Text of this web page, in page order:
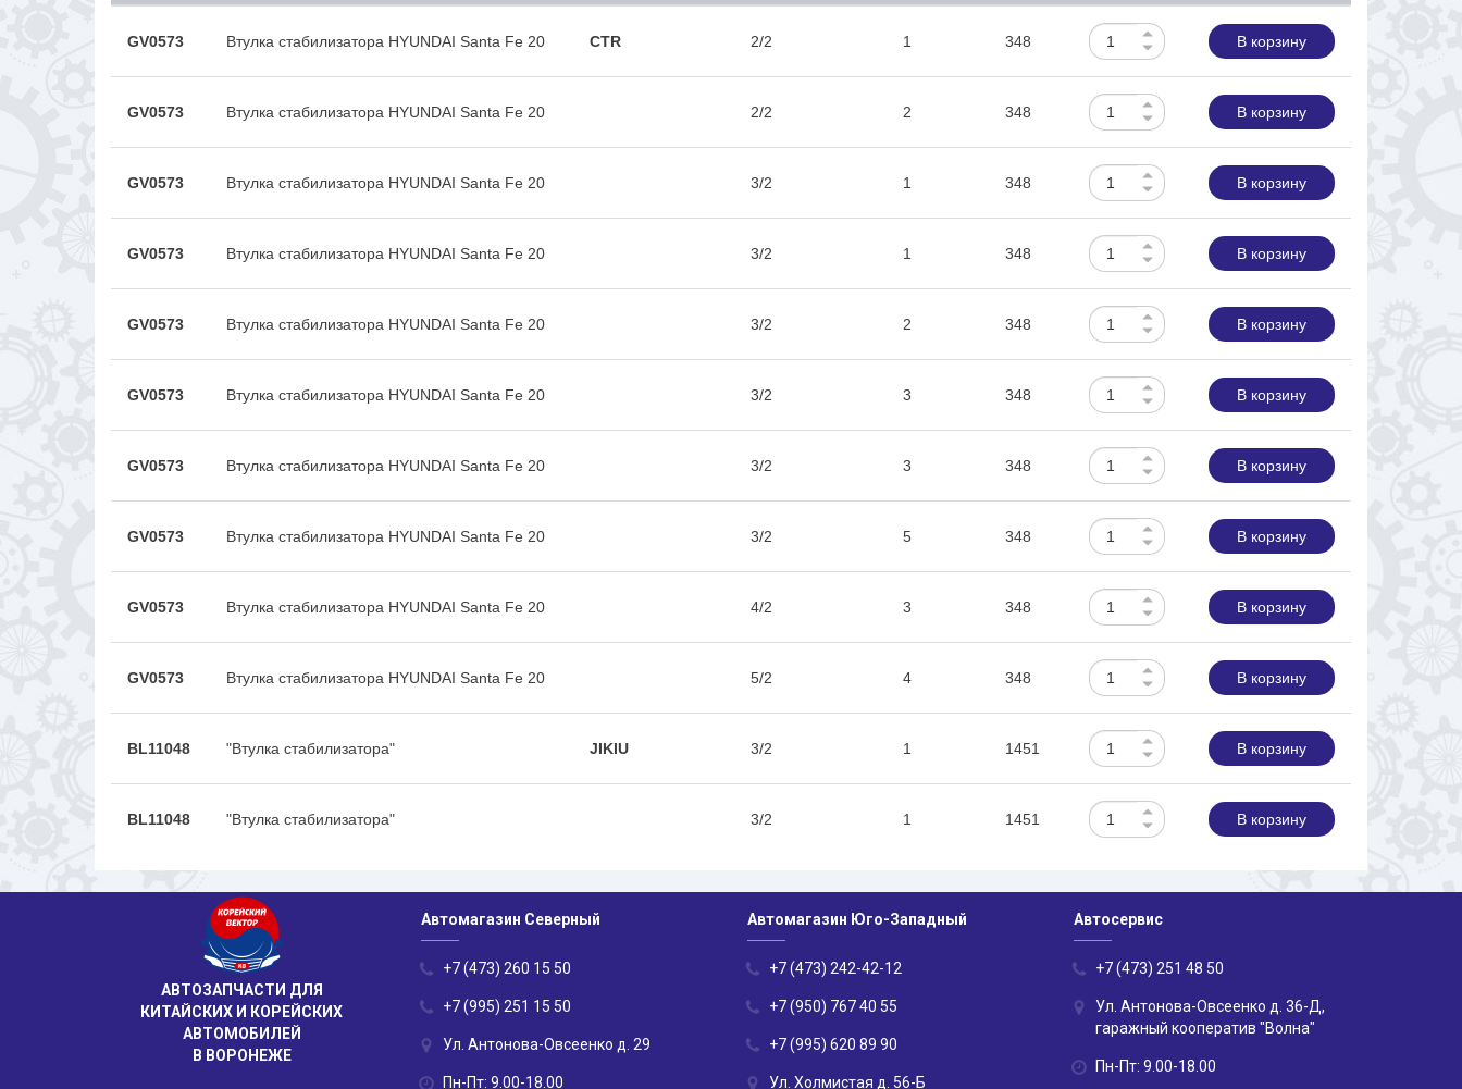
GV0573 Втулка стабилизатора HYUNDAI Santa Fe 20 CTR 2/2 1 348 В корзину
GV0573 Втулка стабилизатора HYUNDAI Santa Fe 20 2/2 2 348 В корзину
GV0573 Втулка стабилизатора HYUNDAI Santa Fe 20 3/2 1 348 В корзину
GV0573 Втулка стабилизатора HYUNDAI Santa Fe 20 3/2 1 348 В корзину
GV0573 Втулка стабилизатора HYUNDAI Santa Fe 20 3/2 2 348 В корзину
GV0573 Втулка стабилизатора HYUNDAI Santa Fe 20 3/2 3 348 В корзину
GV0573 Втулка стабилизатора HYUNDAI Santa Fe 20 3/2 3 348 В корзину
GV0573 Втулка стабилизатора HYUNDAI Santa Fe 20 3/2 5 348 В корзину
GV0573 Втулка стабилизатора HYUNDAI Santa Fe 20 4/2 3 348 В корзину
GV0573 Втулка стабилизатора HYUNDAI Santa Fe 20 5/2 4 348 В корзину
BL11048 "Втулка стабилизатора" JIKIU 3/2 1 1451 В корзину
BL11048 "Втулка стабилизатора" 3/2 1 1451 В корзину
АВТОЗАПЧАСТИ ДЛЯ
КИТАЙСКИХ И КОРЕЙСКИХ
АВТОМОБИЛЕЙ
В ВОРОНЕЖЕ
Автомагазин Северный
+7 (473) 260 15 50
+7 (995) 251 15 50
Ул. Антонова-Овсеенко д. 29
Пн-Пт: 9.00-18.00
Автомагазин Юго-Западный
+7 (473) 242-42-12
+7 (950) 767 40 55
+7 (995) 620 89 90
Ул. Холмистая д. 56-Б
Автосервис
+7 (473) 251 48 50
Ул. Антонова-Овсеенко д. 36-Д,
гаражный кооператив "Волна"
Пн-Пт: 9.00-18.00